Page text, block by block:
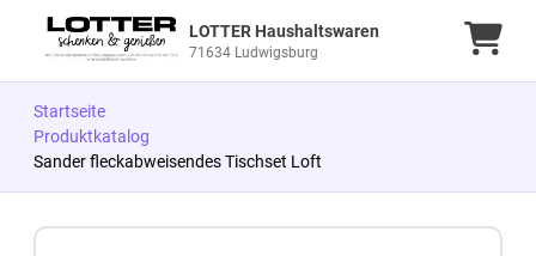
LOTTER Haushaltswaren
71634 Ludwigsburg
Startseite
Produktkatalog
Sander fleckabweisendes Tischset Loft